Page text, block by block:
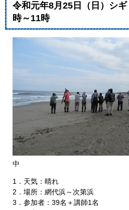
令和元年8月25日（日）シ
時～11時
中
1．天気：晴れ
2．場所：網代浜～次第浜
3．参加者：39名＋講師1名